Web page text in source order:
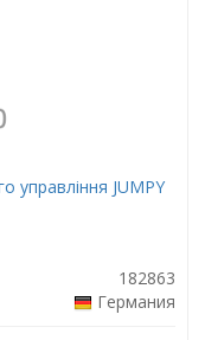
управління JUMPY
182863
Германия